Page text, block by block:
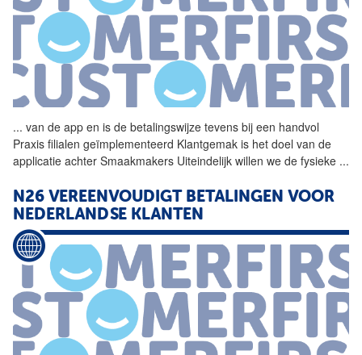
... van de app en is de betalingswijze tevens bij een handvol
Praxis filialen geïmplementeerd Klantgemak is het doel van de
applicatie achter Smaakmakers Uiteindelijk willen we de fysieke ...
N26 VEREENVOUDIGT BETALINGEN VOOR
NEDERLANDSE KLANTEN